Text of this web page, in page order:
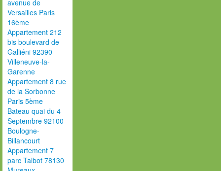
avenue de
Versailles Paris
16ème
Appartement 212
bis boulevard de
Galliéni 92390
Villeneuve-la-
Garenne
Appartement 8 rue
de la Sorbonne
Paris 5ème
Bateau quai du 4
Septembre 92100
Boulogne-
Billancourt
Appartement 7
parc Talbot 78130